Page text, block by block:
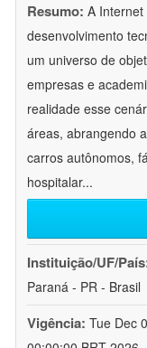
Resumo: A
desenvolvimento
um universo de
empresas e
realidade esse
áreas, abrangendo
carros autônomos,
hospitalar...
Instituição/UF/
Paraná - PR - Brasil
Vigência: Tue Dec